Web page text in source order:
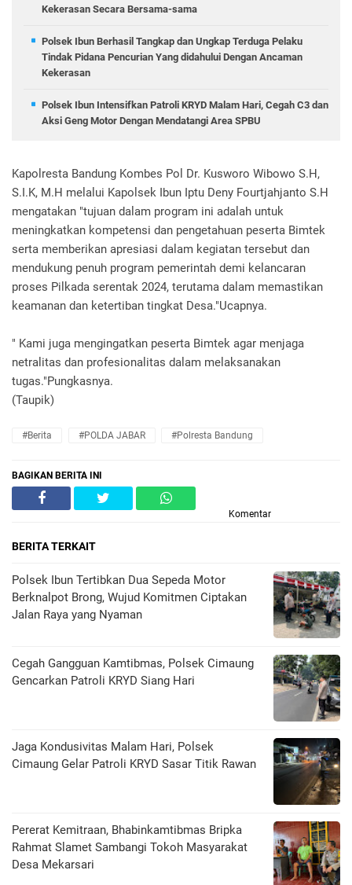
Kekerasan Secara Bersama-sama
Polsek Ibun Berhasil Tangkap dan Ungkap Terduga Pelaku
Tindak Pidana Pencurian Yang didahului Dengan Ancaman
Kekerasan
Polsek Ibun Intensifkan Patroli KRYD Malam Hari, Cegah C3 dan
Aksi Geng Motor Dengan Mendatangi Area SPBU
Kapolresta Bandung Kombes Pol Dr. Kusworo Wibowo S.H,
S.I.K, M.H melalui Kapolsek Ibun Iptu Deny Fourtjahjanto S.H
mengatakan "tujuan dalam program ini adalah untuk
meningkatkan kompetensi dan pengetahuan peserta Bimtek
serta memberikan apresiasi dalam kegiatan tersebut dan
mendukung penuh program pemerintah demi kelancaran
proses Pilkada serentak 2024, terutama dalam memastikan
keamanan dan ketertiban tingkat Desa."Ucapnya.
" Kami juga mengingatkan peserta Bimtek agar menjaga
netralitas dan profesionalitas dalam melaksanakan
tugas."Pungkasnya.
(Taupik)
#Berita #POLDA JABAR #Polresta Bandung
BAGIKAN BERITA INI
Komentar
BERITA TERKAIT
Polsek Ibun Tertibkan Dua Sepeda Motor
Berknalpot Brong, Wujud Komitmen Ciptakan
Jalan Raya yang Nyaman
Cegah Gangguan Kamtibmas, Polsek Cimaung
Gencarkan Patroli KRYD Siang Hari
Jaga Kondusivitas Malam Hari, Polsek
Cimaung Gelar Patroli KRYD Sasar Titik Rawan
Pererat Kemitraan, Bhabinkamtibmas Bripka
Rahmat Slamet Sambangi Tokoh Masyarakat
Desa Mekarsari